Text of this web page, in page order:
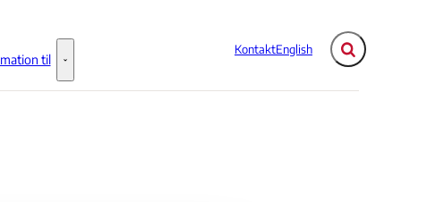
KontaktEnglish Fold søgefelt ud
- Flere links
til Information til - Flere links